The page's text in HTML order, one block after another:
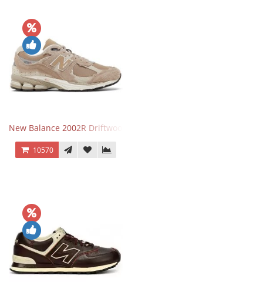
New Balance 2002R Driftwood Sea Salt бежевые
10570